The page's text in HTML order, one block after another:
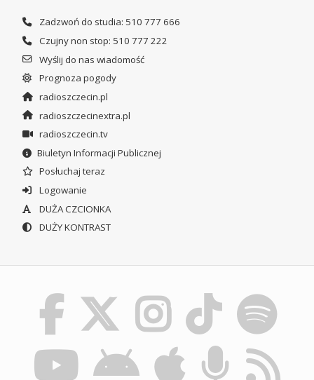
Zadzwoń do studia: 510 777 666
Czujny non stop: 510 777 222
Wyślij do nas wiadomość
Prognoza pogody
radioszczecin.pl
radioszczecinextra.pl
radioszczecin.tv
Biuletyn Informacji Publicznej
Posłuchaj teraz
Logowanie
DUŻA CZCIONKA
DUŻY KONTRAST